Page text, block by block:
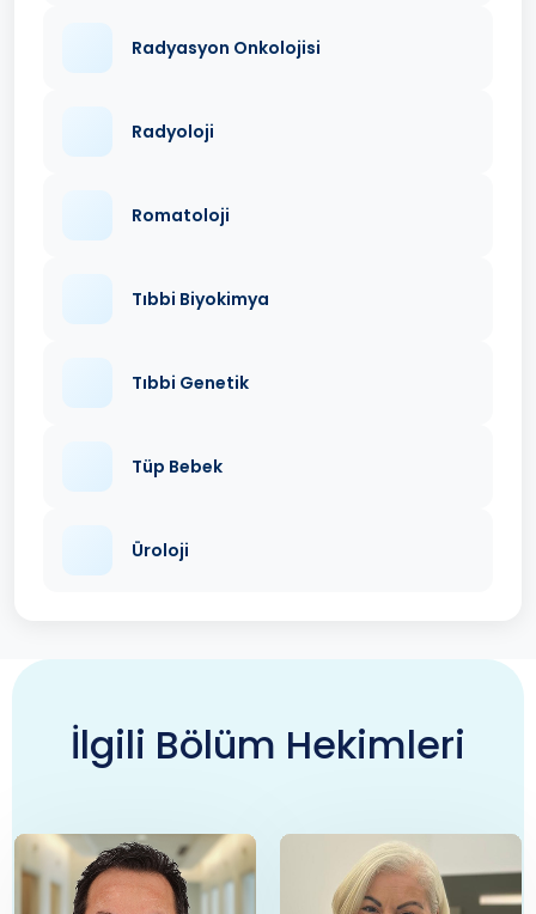
Radyasyon Onkolojisi
Radyoloji
Romatoloji
Tıbbi Biyokimya
Tıbbi Genetik
Tüp Bebek
Üroloji
İlgili Bölüm Hekimleri